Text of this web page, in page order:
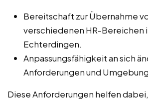
Bereitschaft zur Übernahme
verschiedenen HR-Bereichen
Echterdingen.
Anpassungsfähigkeit an sich
Anforderungen und
Diese Anforderungen helfen